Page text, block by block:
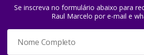
Se inscreva no formulário abaixo para
Raul Marcelo por e-mail e